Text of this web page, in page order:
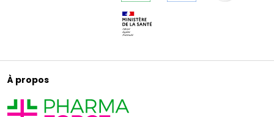
À propos